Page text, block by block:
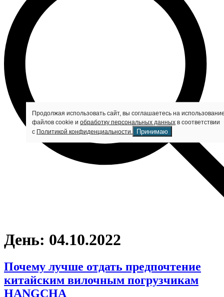
День: 04.10.2022
Почему лучше отдать предпочтение
китайским вилочным погрузчикам
HANGCHA
Продолжая использовать сайт, вы соглашаетесь на
файлов cookie и обработку персональных данных в соответствии
с Политикой конфиденциальности. Принимаю